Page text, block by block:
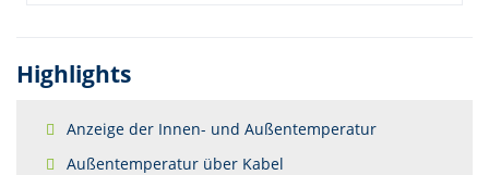
Highlights
Anzeige der Innen- und Außentemperatur
Außentemperatur über Kabel